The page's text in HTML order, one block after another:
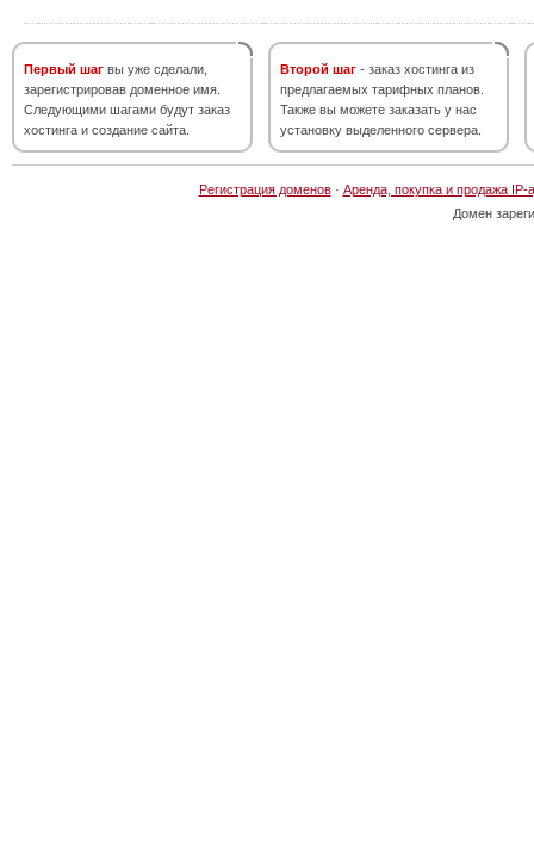
Первый шаг вы уже сделали,
зарегистрировав доменное имя.
Следующими шагами будут заказ
хостинга и создание сайта.
Второй шаг - заказ хостинга из
предлагаемых тарифных планов.
Также вы можете заказать у нас
установку выделенного сервера.
Регистрация доменов· Аренда, покупка и продажа IP-
Домен